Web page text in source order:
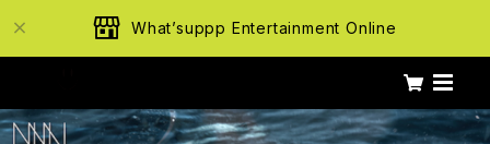
What’suppp Entertainment Online